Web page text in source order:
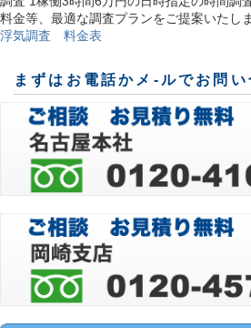
料金等、最適な調査プランをご提案いたし
浮気調査 料金表
まずはお電話かメ-ルでお問い